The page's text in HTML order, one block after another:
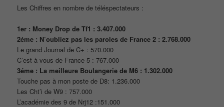
Les Chiffres en nombre de téléspectateurs :
1er : Money Drop de Tf1 : 3.407.000
2éme : N’oubliez pas les paroles de France 2 : 2.768.000
Le grand Journal de C+ : 570.000
C’est à vous de France 5 : 767.000
3éme : La meilleure Boulangerie de M6 : 1.302.000
Touche pas à mon poste de D8: 1.236.000
Les Cht’i de W9 : 757.000
L’académie des 9 de Nrj12 :151.000